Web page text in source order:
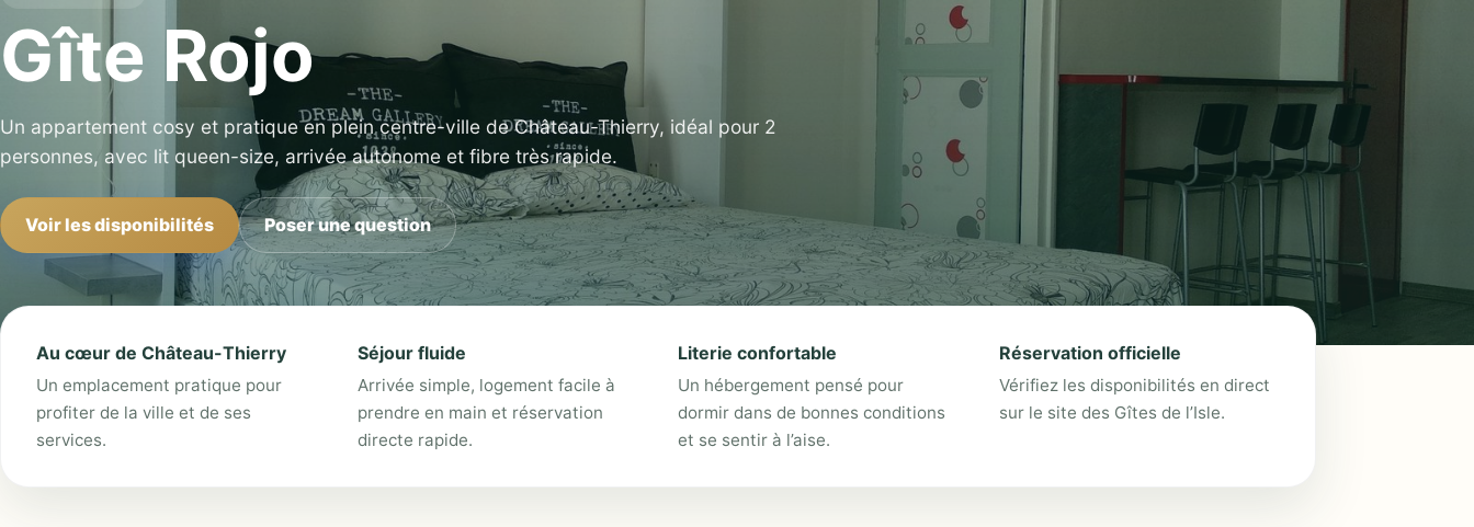
Gîte Rojo
Un appartement cosy et pratique en plein centre-ville de Château-Thierry, idéal pour 2
personnes, avec lit queen-size, arrivée autonome et fibre très rapide.
Voir les disponibilités Poser une question
Au cœur de Château-Thierry
Un emplacement pratique pour
profiter de la ville et de ses
services.
Séjour fluide
Arrivée simple, logement facile à
prendre en main et réservation
directe rapide.
Literie confortable
Un hébergement pensé pour
dormir dans de bonnes conditions
et se sentir à l’aise.
Réservation officielle
Vérifiez les disponibilités en direct
sur le site des Gîtes de l’Isle.